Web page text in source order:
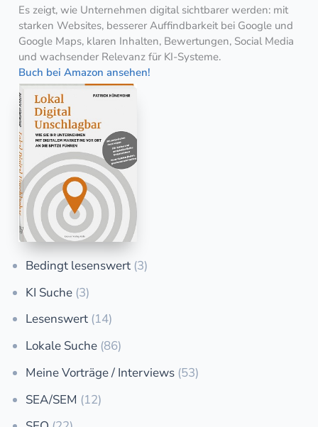
Es zeigt, wie Unternehmen digital sichtbarer werden: mit
starken Websites, besserer Auffindbarkeit bei Google und
Google Maps, klaren Inhalten, Bewertungen, Social Media
und wachsender Relevanz für KI-Systeme.
Buch bei Amazon ansehen!
Bedingt lesenswert (3)
KI Suche (3)
Lesenswert (14)
Lokale Suche (86)
Meine Vorträge / Interviews (53)
SEA/SEM (12)